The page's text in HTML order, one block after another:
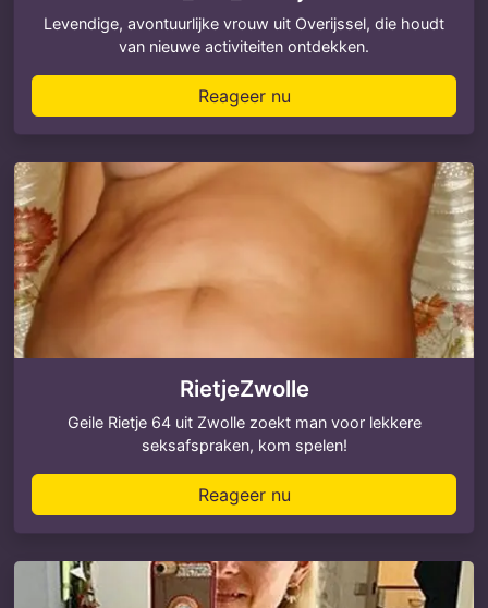
Levendige, avontuurlijke vrouw uit Overijssel, die houdt
van nieuwe activiteiten ontdekken.
Reageer nu
RietjeZwolle
Geile Rietje 64 uit Zwolle zoekt man voor lekkere
seksafspraken, kom spelen!
Reageer nu